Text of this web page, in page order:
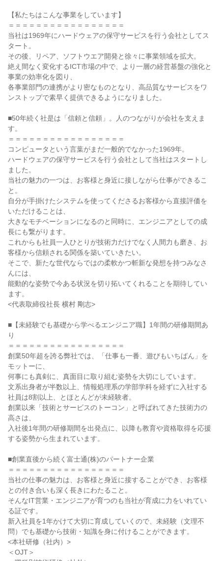
【私たちはこんな事業をしています】
＝＝＝＝＝＝＝＝＝＝＝＝＝＝＝＝＝
当社は1969年にハードウェアの保守サービスを行う会社としてス
タート。
その後、リペア、ソフトウエア開発と徐々に事業領域を拡大。
絶え間なく変化するICT市場の中で、より一層の経営基盤の強化と
事業の効率化を図り、
各事業部門の連携がより密なものとなり、高品質なサービスをワ
ンストップで素早く提供できるようになりました。
■50年続く社是は「信頼と信頼」。人のつながりが会社を支えま
す。
＝＝＝＝＝＝＝＝＝＝＝＝＝＝＝＝＝
コンピュータという言葉がまだ一般的でなかった1969年。
ハードウェアの保守サービスを行う会社として当社はスタートし
ました。
当社の魅力の一つは、お客様と身近に接しながら仕事ができるこ
と。
自分が手掛けたシステムを使ってくださるお客様から直接評価を
いただけることは、
大きなモチベーションになるのと同時に、エンジニアとしての成
長にも繋がります。
これからも社員一人ひとりが技術力だけでなく人間力も磨き、お
客様から信頼される関係を築いていきたい。
そこで、新たな世代ならではの柔軟かつ斬新な発想を持つみなさ
んには、
能動的な姿勢で今ある状況を切り拓いてくれることを期待してい
ます。
<代表取締役社長 横村 剛志>
■【未経験でも基礎から学べるエンジニア職】1年間の研修期間あ
り
＝＝＝＝＝＝＝＝＝＝＝＝＝＝＝＝＝
創業50年超を誇る弊社では、「仕事も一番、遊びもいちばん」を
モットーに、
何事にも真剣に、真面目に取り組む姿勢を大切にしています。
文系出身者が半数以上、情報処理系の学部学科を経ずに入社する
社員は8割以上、とほとんどが未経験者。
創業以来「技術とサービスのトーコン」と呼ばれてきた技術力の
高さは、
入社後1年間の研修期間を出発点に、以降も教育や資格取得を応援
する姿勢から生まれています。
■創業直後から続く富士通(株)のパートナー企業
＝＝＝＝＝＝＝＝＝＝＝＝＝＝＝＝＝
当社の仕事の魅力は、お客様と身近に接することができ、お客様
との付き合いも深く長きにわたること。
そんなIT営業・エンジニアが育つのも当社が育成に力をいれてい
る証です。
新入社員を1年かけて大切に育成していくので、未経験（文理不
問）でも基礎から技術・知識を身に付けることができます。
<本社研修（社内）>
＜OJT＞